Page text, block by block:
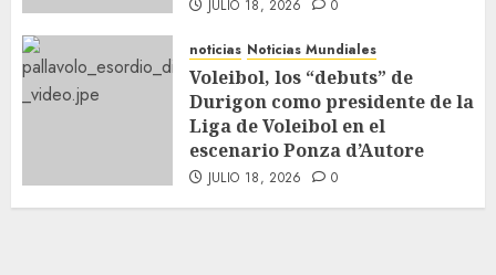
JULIO 18, 2026 0
noticias Noticias Mundiales
Voleibol, los “debuts” de
Durigon como presidente de la
Liga de Voleibol en el
escenario Ponza d’Autore
JULIO 18, 2026 0